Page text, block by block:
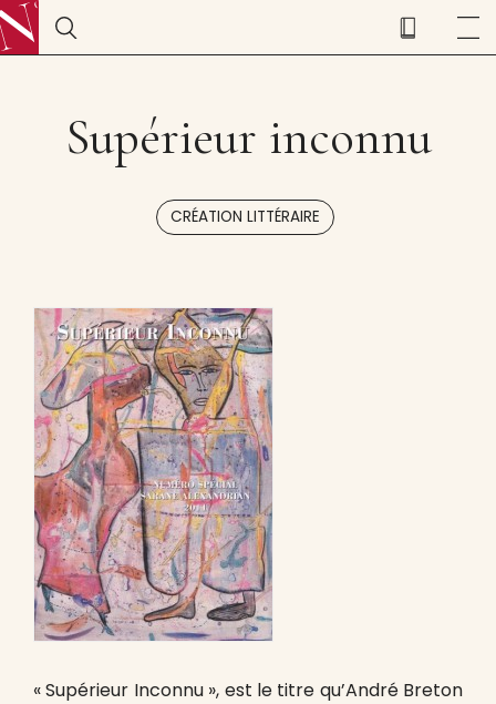
Supérieur inconnu
CRÉATION LITTÉRAIRE
« Supérieur Inconnu », est le titre qu’André Breton